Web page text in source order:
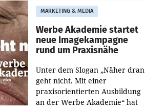
Tageszeitungen und analysiert,
welche Politikerinnen und
Politiker Österreichs die
MARKETING & MEDIA
Werbe Akademie startet
neue Imagekampagne
rund um Praxisnähe
Unter dem Slogan „Näher dran
geht nicht. Mit einer
praxisorientierten Ausbildung
an der Werbe Akademie“ hat